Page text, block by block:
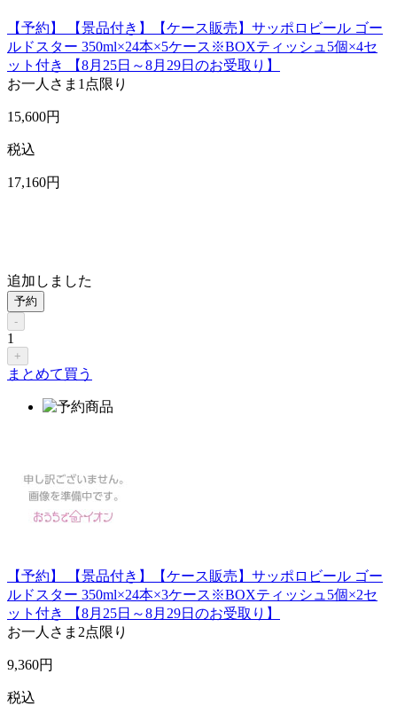
【予約】 【景品付き】【ケース販売】サッポロビール ゴー
ルドスター 350ml×24本×5ケース※BOXティッシュ5個×4セ
ット付き 【8月25日～8月29日のお受取り】
お一人さま 1点限り
15,600円
税込
17,160円
追加しました
予約
-
1
+
まとめて買う
【予約】 【景品付き】【ケース販売】サッポロビール ゴー
ルドスター 350ml×24本×3ケース※BOXティッシュ5個×2セ
ット付き 【8月25日～8月29日のお受取り】
お一人さま 2点限り
9,360円
税込